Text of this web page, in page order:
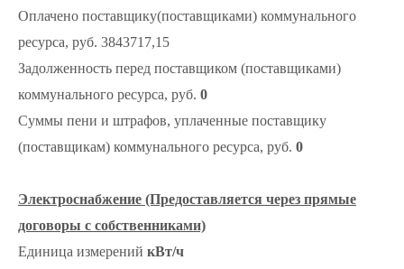
Оплачено поставщику(поставщиками) коммунального
ресурса, руб. 3843717,15
Задолженность перед поставщиком (поставщиками)
коммунального ресурса, руб. 0
Суммы пени и штрафов, уплаченные поставщику
(поставщикам) коммунального ресурса, руб. 0
Электроснабжение (Предоставляется через прямые
договоры с собственниками)
Единица измерений кВт/ч